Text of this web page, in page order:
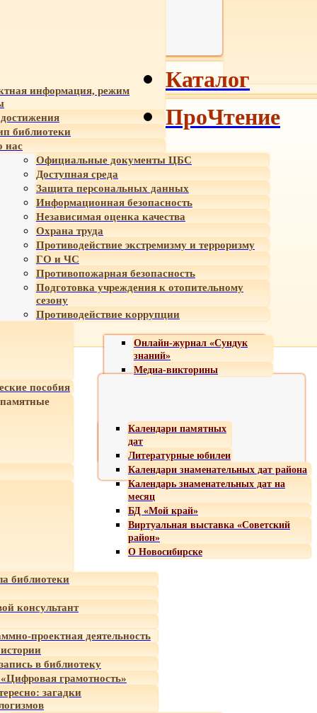
информация, режим
библиотеки
нас
Официальные документы ЦБС
Доступная среда
Защита персональных данных
Информационная безопасность
Независимая оценка качества
Охрана труда
Противодействие экстремизму и терроризму
ГО и ЧС
Противопожарная безопасность
Подготовка учреждения к отопительному
сезону
Противодействие коррупции
Онлайн-журнал «Сундук
знаний»
Медиа-викторины
пособия
Календари памятных
дат
Литературные юбилеи
Календари знаменательных дат района
Календарь знаменательных дат на
месяц
БД «Мой край»
Виртуальная выставка «Советский
район»
О Новосибирске
библиотеки
консультант
проектная деятельность
в библиотеку
грамотность»
загадки
Каталог
ПроЧтение